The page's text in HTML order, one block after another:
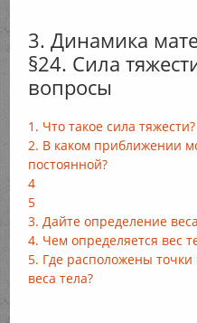
3. Динамика
§24. Сила
вопросы
1. Что такое сила тяжести?
2. В каком приближении
постоянной?
4
5
3. Дайте определение
4. Чем определяется вес
5. Где расположены
веса тела?